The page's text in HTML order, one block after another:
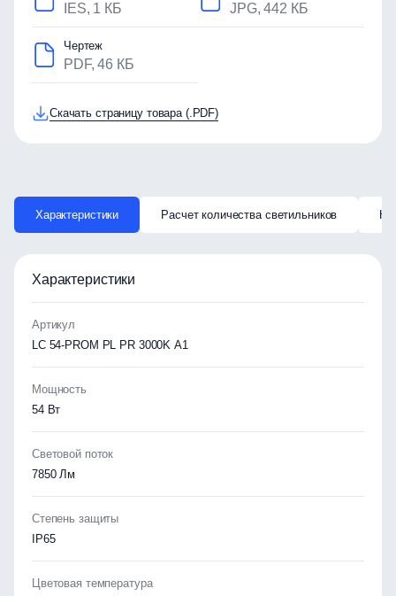
IES, 1 КБ JPG, 442 КБ
Чертеж
PDF, 46 КБ
Скачать страницу товара (.PDF)
Характеристики Расчет количества светильников
Характеристики
Артикул
LC 54-PROM PL PR 3000K A1
Мощность
54 Вт
Световой поток
7850 Лм
Степень защиты
IP65
Цветовая температура